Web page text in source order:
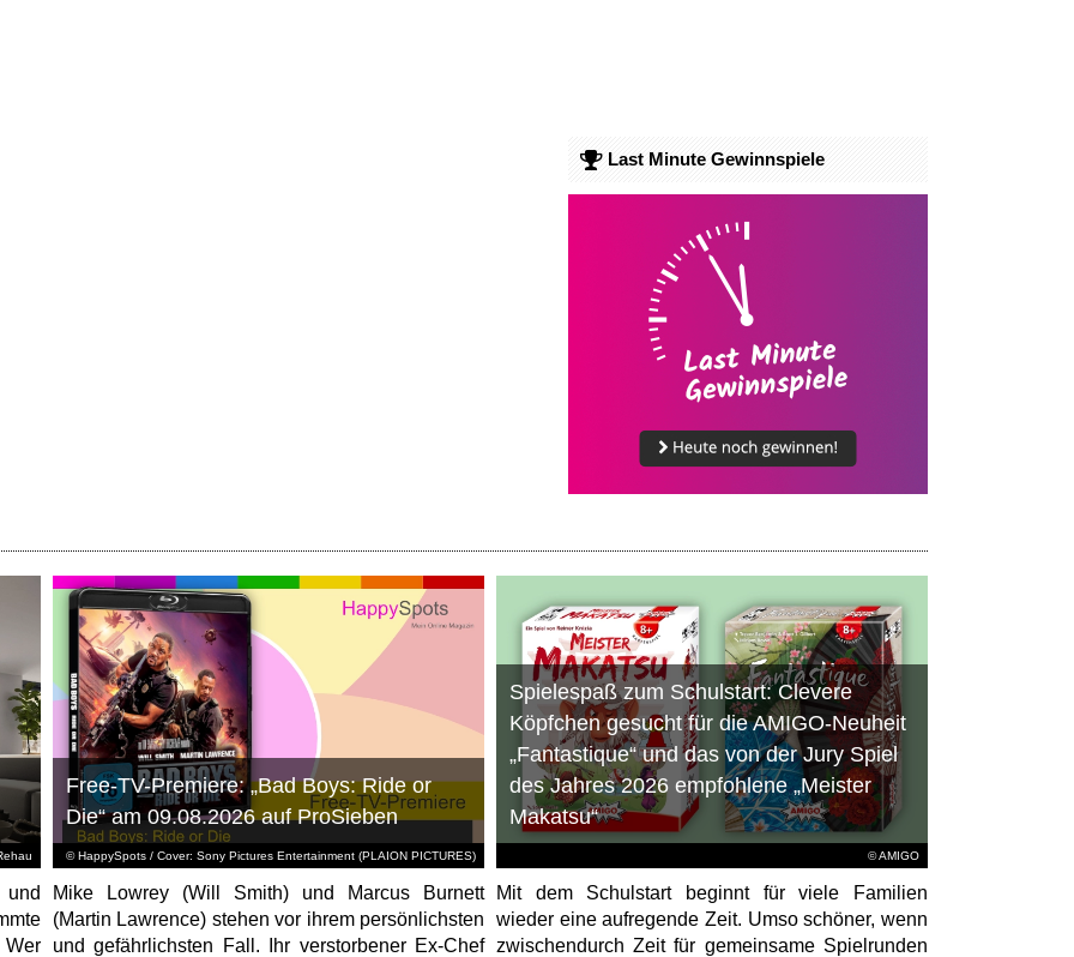
Last Minute Gewinnspiele
© HappySpots / Cover: Sony Pictures Entertainment (PLAION PICTURES)
Free-TV-Premiere: „Bad Boys: Ride or
Die“ am 09.08.2026 auf ProSieben
Mike Lowrey (Will Smith) und Marcus Burnett
(Martin Lawrence) stehen vor ihrem persönlichsten
und gefährlichsten Fall. Ihr verstorbener Ex-Chef
© AMIGO
Spielespaß zum Schulstart: Clevere
Köpfchen gesucht für die AMIGO-Neuheit
„Fantastique“ und das von der Jury Spiel
des Jahres 2026 empfohlene „Meister
Makatsu“
Mit dem Schulstart beginnt für viele Familien
wieder eine aufregende Zeit. Umso schöner, wenn
zwischendurch Zeit für gemeinsame Spielrunden